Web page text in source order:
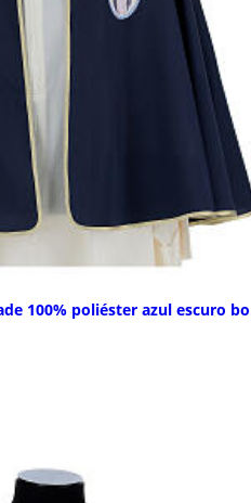
100% poliéster azul escuro